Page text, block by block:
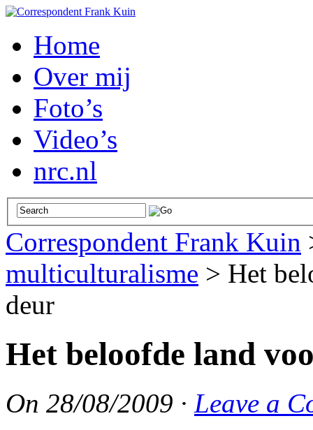
Home
Over mij
Foto’s
Video’s
nrc.nl
Correspondent Frank Kuin
multiculturalisme > Het
deur
Het beloofde land
On 28/08/2009 · Leave a